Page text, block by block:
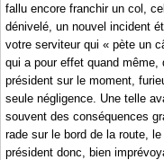
fallu encore franchir un col,
dénivelé, un nouvel incident
votre serviteur qui « pète un
qui a pour effet quand
président sur le moment,
seule négligence. Une telle
souvent des conséquences
rade sur le bord de la route,
président donc, bien